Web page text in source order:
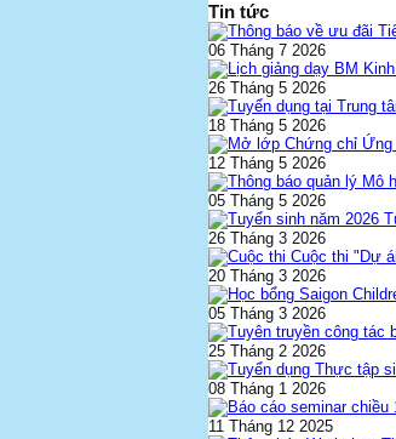
Tin tức
06 Tháng 7 2026
26 Tháng 5 2026
18 Tháng 5 2026
12 Tháng 5 2026
05 Tháng 5 2026
26 Tháng 3 2026
Cuộc thi "Dự
20 Tháng 3 2026
05 Tháng 3 2026
25 Tháng 2 2026
08 Tháng 1 2026
11 Tháng 12 2025